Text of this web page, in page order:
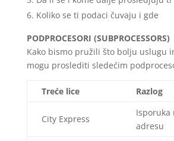
Koliko se ti podaci čuvaju i gde
PODPROCESORI (SUBPROCESSORS)
Kako bismo pružili što bolju uslugu
mogu proslediti sledećim
Treće lice Razlog
City Express
Isporuka
adresu